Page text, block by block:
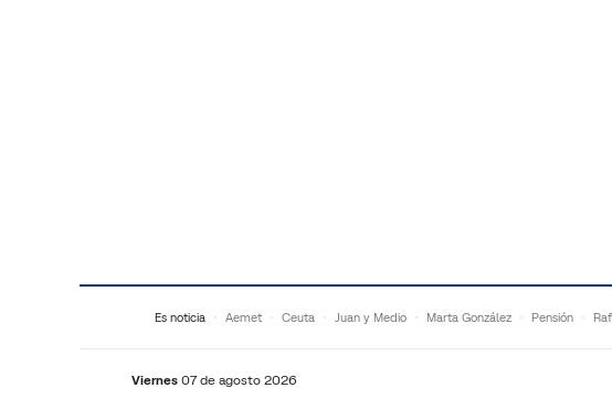
Es noticia Aemet Ceuta Juan y Medio Marta González Pensión
Viernes 07 de agosto 2026